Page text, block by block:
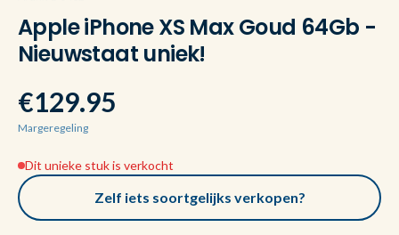
Apple iPhone XS Max Goud 64Gb -
Nieuwstaat uniek!
€129.95
Margeregeling
Dit unieke stuk is verkocht
Zelf iets soortgelijks verkopen?